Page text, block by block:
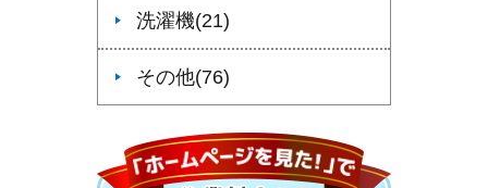
洗濯機(21)
その他(76)